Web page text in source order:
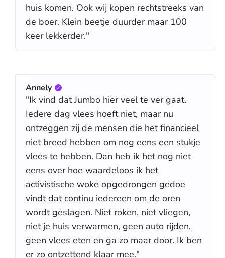
huis komen. Ook wij kopen rechtstreeks van
de boer. Klein beetje duurder maar 100
keer lekkerder."
Annely
"Ik vind dat Jumbo hier veel te ver gaat.
Iedere dag vlees hoeft niet, maar nu
ontzeggen zij de mensen die het financieel
niet breed hebben om nog eens een stukje
vlees te hebben. Dan heb ik het nog niet
eens over hoe waardeloos ik het
activistische woke opgedrongen gedoe
vindt dat continu iedereen om de oren
wordt geslagen. Niet roken, niet vliegen,
niet je huis verwarmen, geen auto rijden,
geen vlees eten en ga zo maar door. Ik ben
er zo ontzettend klaar mee."